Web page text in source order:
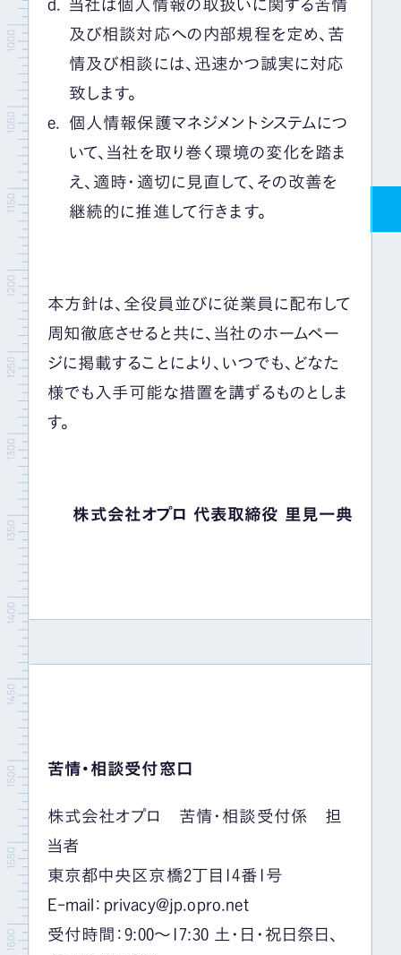
当社は個人情報の取扱いに関する苦情
及び相談対応への内部規程を定め、苦
情及び相談には、迅速かつ誠実に対応
致します。
個人情報保護マネジメントシステムにつ
いて、当社を取り巻く環境の変化を踏ま
え、適時・適切に見直して、その改善を
継続的に推進して行きます。
本方針は、全役員並びに従業員に配布して
周知徹底させると共に、当社のホームペー
ジに掲載することにより、いつでも、どなた
様でも入手可能な措置を講ずるものとしま
す。
株式会社オプロ 代表取締役 里見一典
苦情・相談受付窓口
株式会社オプロ 苦情・相談受付係 担
当者
東京都中央区京橋2丁目14番1号
E-mail：privacy@jp.opro.net
受付時間：9:00～17:30 土・日・祝日祭日、